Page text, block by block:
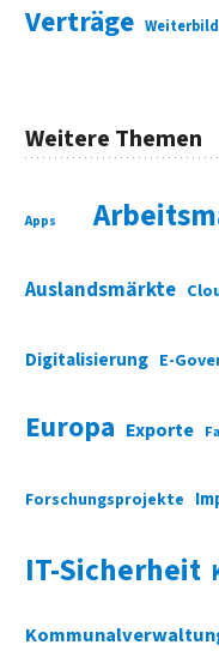
Verträge
Weitere Themen
Apps
Auslandsmärkte
Digitalisierung E-
Europa Exporte
Forschungsprojekte
IT-Sicherheit